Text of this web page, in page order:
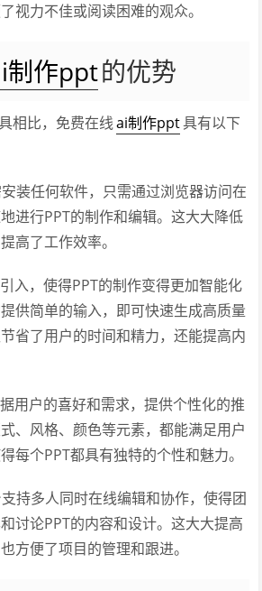
视力不佳或阅读困难的观众。
制作ppt的优势
相比，免费在线ai制作ppt具有以下
装任何软件，只需通过浏览器访问在
进行PPT的制作和编辑。这大大降低
高了工作效率。
入，使得PPT的制作变得更加智能化
供简单的输入，即可快速生成高质量
省了用户的时间和精力，还能提高内
用户的喜好和需求，提供个性化的推
、风格、颜色等元素，都能满足用户
每个PPT都具有独特的个性和魅力。
持多人同时在线编辑和协作，使得团
讨论PPT的内容和设计。这大大提高
方便了项目的管理和跟进。